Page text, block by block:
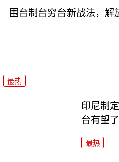
围台制台穷台新战法，解
最热
印尼制
台有望了
最热